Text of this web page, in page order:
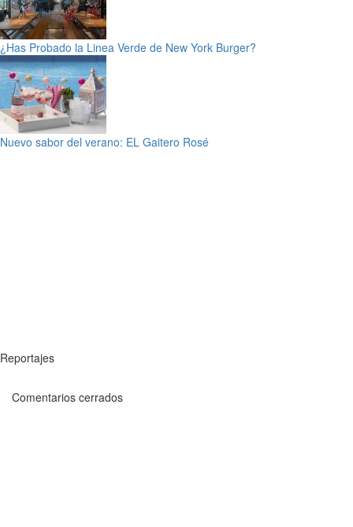
¿Has Probado la Linea Verde de New York Burger?
Nuevo sabor del verano: EL Gaitero Rosé
Reportajes
Comentarios cerrados